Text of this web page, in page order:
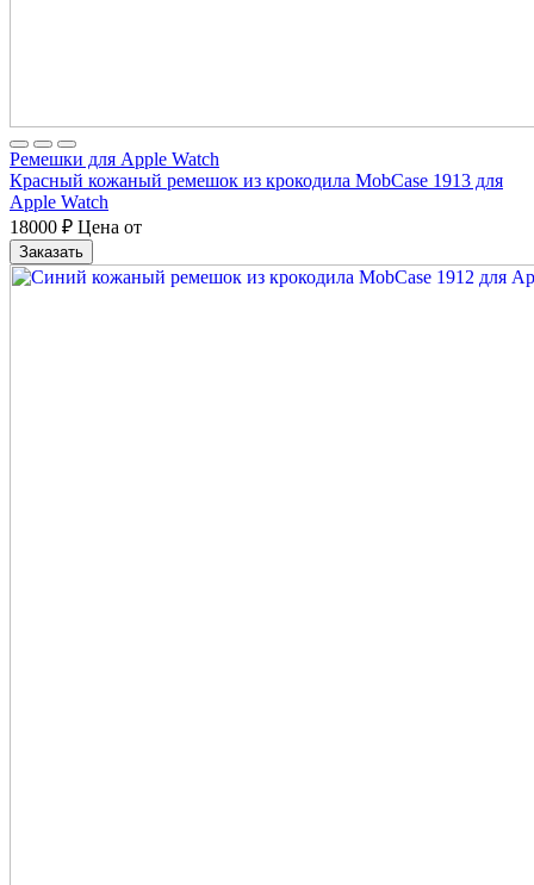
Ремешки для Apple Watch
Красный кожаный ремешок из крокодила MobCase 1913 для
Apple Watch
18000 ₽ Цена от
Заказать